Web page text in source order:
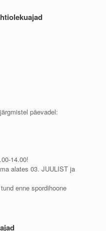
päevadel:
14.00!
alates 03. JUULIST ja
enne spordihoone